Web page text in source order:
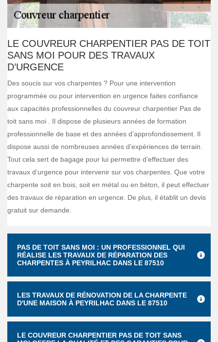
LE COUVREUR CHARPENTIER PAS DE TOIT
SANS MOI POUR DES TRAVAUX
D’URGENCE
Des soucis sur vos charpentes ? Pour une intervention
programmée ou pour intervention en urgence faites confiance
aux capacités professionnelles du couvreur charpentier Pas de
toit sans moi . Il dispose de plusieurs années de formation
professionnelle de base et des années d’approfondissement. Il
dispose aussi de nombreuses années d’expériences de terrain.
Tout cela sert de bagage pour lui permettre d’effectuer des
travaux d’urgence pour intervenir sur vos charpentes. Que votre
charpente soit en bois, soit en métal ou en béton, il peut effectuer
des travaux de réparation en urgence. De plus, il établit un devis
gratuit sur demande.
PAS DE TOIT SANS MOI : UN PROFESSIONNEL QUI
RÉALISE LES TRAVAUX DE RÉPARATION DES
CHARPENTES À PEYRILHAC DANS LE 87510
LES TRAVAUX DE RÉNOVATION DE LA CHARPENTE
D'UNE MAISON À PEYRILHAC DANS LE 87510
LE COUVREUR CHARPENTIER PAS DE TOIT SANS